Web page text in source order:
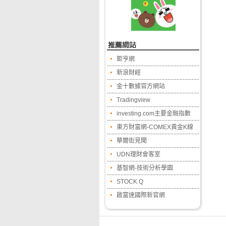
鉅亨網
新浪財經
金十數據官方網站
Tradingview
investing.com主要金融指數
東方財富網-COMEX黃金K線
華爾街見聞
UDN理財會客室
基智網-技術分析學園
STOCK Q
啟富達國際新官網